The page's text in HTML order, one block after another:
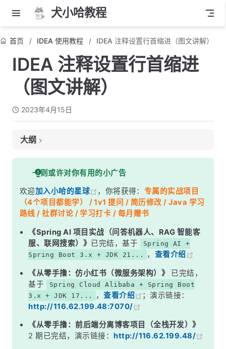
犬小哈教程
首页 IDEA 使用教程 IDEA 注释设置行首缩进（图文讲解）
IDEA 注释设置行首缩进
（图文讲解）
2023年4月15日
大纲
前言
Java 文件注释设置
Xml 文件注释设置
其他文件格式
结语
一则或许对你有用的小广告
欢迎加入小哈的星球 ，你将获得： 专属的实战项目
（4个项目都能学） / 1v1 提问 / 简历修改 / Java 学习
路线 / 社群讨论 / 学习打卡 / 每月赠书
《Spring AI 项目实战（问答机器人、RAG 智能客
服、联网搜索）》 已完结，基于
Spring AI +
Spring Boot 3.x + JDK 21...
， 查看介绍
《从零手撸：仿小红书（微服务架构）》
已完结，
基于
Spring Cloud Alibaba + Spring Boot
3.x + JDK 17...
，查看介绍
；演示链接：
http://116.62.199.48:7070/
《从零手撸：前后端分离博客项目（全栈开发）》
2 期已完结，演示链接： http://116.62.199.48/